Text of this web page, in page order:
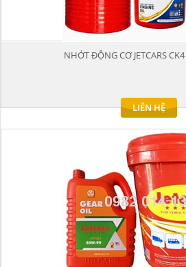
NHỚT ĐỘNG CƠ JETCARS
LIÊN HỆ